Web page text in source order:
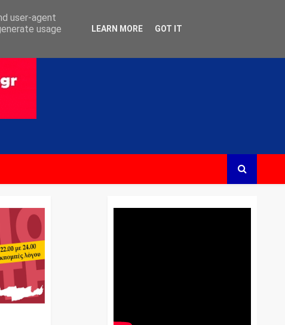
user-agent
usage
LEARN MORE GOT IT